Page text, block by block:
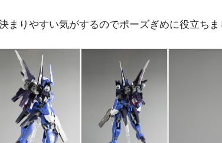
まりやすい気がするのでポーズぎめに役立ち